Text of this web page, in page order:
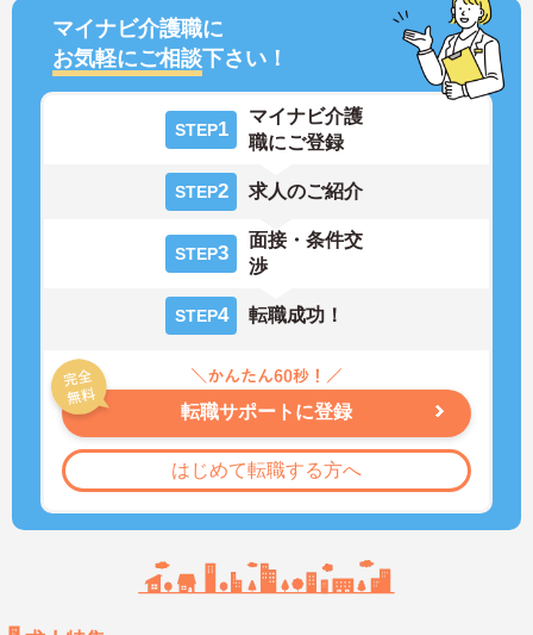
マイナビ介護職に
お気軽にご相談下さい！
STEP1
マイナビ介護
職にご登録
STEP2 求人のご紹介
STEP3
面接・条件交
渉
STEP4 転職成功！
転職サポートに登録
はじめて転職する方へ